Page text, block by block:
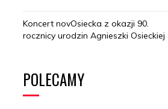
Koncert novOsiecka z okazji 90.
rocznicy urodzin Agnieszki Osieckiej
POLECAMY